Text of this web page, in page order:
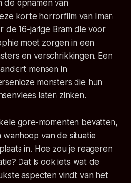
de opnamen van
korte horrorfilm van Iman
de 16-jarige Bram die voor
moet zorgen in een
en verschrikkingen. Een
mensen in
monsters die hun
laten zinken.
gore-momenten bevatten,
wanhoop van de situatie
in. Hoe zou je reageren
Dat is ook iets wat de
aspecten vindt van het